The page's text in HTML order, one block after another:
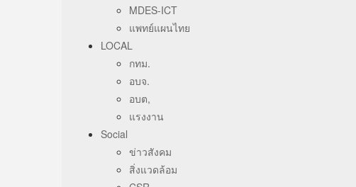
MDES-ICT
แพทย์แผนไทย
LOCAL
กทม.
อบจ.
อบต,
แรงงาน
Social
ข่าวสังคม
สิ่งแวดล้อม